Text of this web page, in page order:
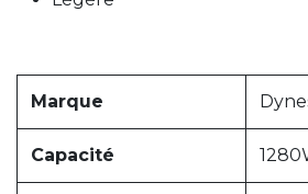
Marque
Capacité